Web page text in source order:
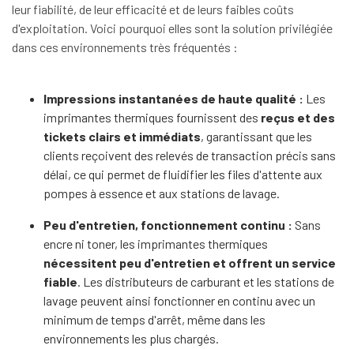
leur fiabilité, de leur efficacité et de leurs faibles coûts
d'exploitation. Voici pourquoi elles sont la solution privilégiée
dans ces environnements très fréquentés :
Impressions instantanées de haute qualité : Les
imprimantes thermiques fournissent des reçus et des
tickets clairs et immédiats, garantissant que les
clients reçoivent des relevés de transaction précis sans
délai, ce qui permet de fluidifier les files d'attente aux
pompes à essence et aux stations de lavage.
Peu d'entretien, fonctionnement continu : Sans
encre ni toner, les imprimantes thermiques
nécessitent peu d'entretien et offrent un service
fiable. Les distributeurs de carburant et les stations de
lavage peuvent ainsi fonctionner en continu avec un
minimum de temps d'arrêt, même dans les
environnements les plus chargés.